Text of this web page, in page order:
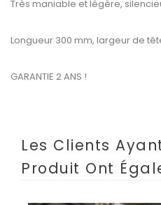
Très maniable et légère,
Longueur 300 mm, largeur de
GARANTIE 2 ANS !
Les Clients
Produit Ont